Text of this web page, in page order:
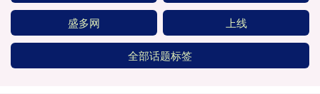
盛多网 上线
全部话题标签